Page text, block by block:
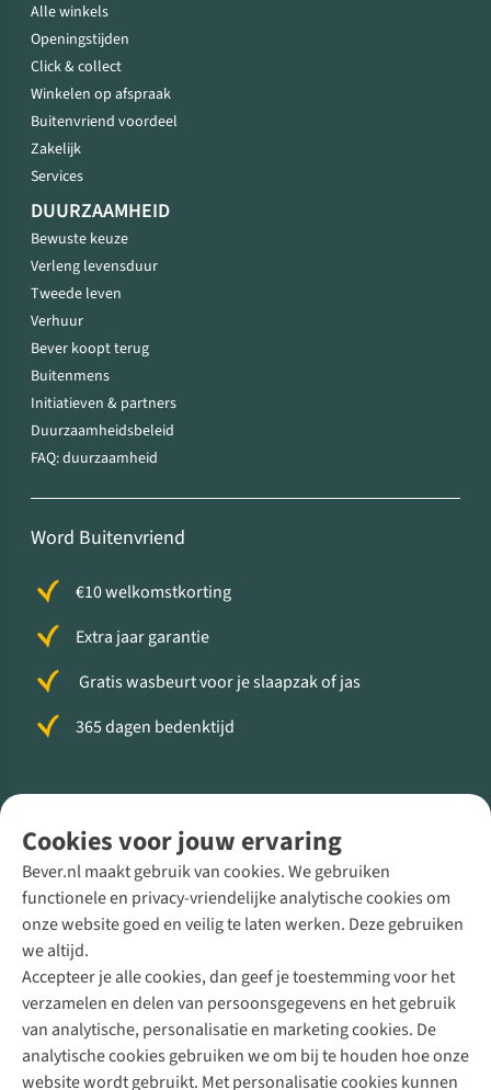
Cookies voor jouw ervaring
Bever.nl maakt gebruik van cookies. We gebruiken
functionele en privacy-vriendelijke analytische cookies om
onze website goed en veilig te laten werken. Deze gebruiken
we altijd.
Accepteer je alle cookies, dan geef je toestemming voor het
verzamelen en delen van persoonsgegevens en het gebruik
van analytische, personalisatie en marketing cookies. De
analytische cookies gebruiken we om bij te houden hoe onze
website wordt gebruikt. Met personalisatie cookies kunnen
Alle winkels
Openingstijden
Click & collect
Winkelen op afspraak
Buitenvriend voordeel
Zakelijk
Services
DUURZAAMHEID
Bewuste keuze
Verleng levensduur
Tweede leven
Verhuur
Bever koopt terug
Buitenmens
Initiatieven & partners
Duurzaamheidsbeleid
FAQ: duurzaamheid
Word Buitenvriend
€10 welkomstkorting
Extra jaar garantie
Gratis wasbeurt voor je slaapzak of jas
365 dagen bedenktijd
Direct advies van een Buitenexpert
+31 (0)85 888 50 88
+31 6 12 28 49 80
Contactformulier